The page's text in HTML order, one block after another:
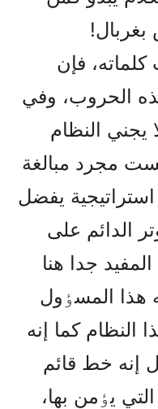
فإن
الحروب، وفي
يجني النظام
مجرد مبالغة
يفضل
الدائم على
جدا هنا
هذا المسٶول
کما إنه
إنه خط قائم
يٶمن بها،